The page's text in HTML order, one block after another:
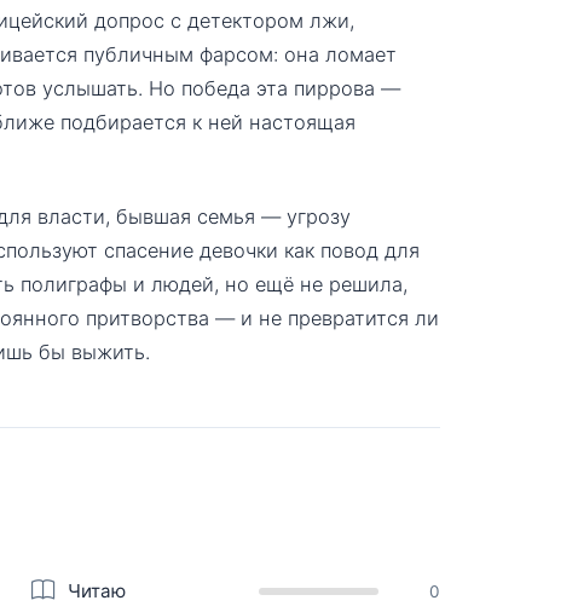
допрос с детектором лжи,
публичным фарсом: она ломает
услышать. Но победа эта пиррова —
подбирается к ней настоящая
власти, бывшая семья — угрозу
спасение девочки как повод для
полиграфы и людей, но ещё не решила,
притворства — и не превратится ли
бы выжить.
Читаю 0